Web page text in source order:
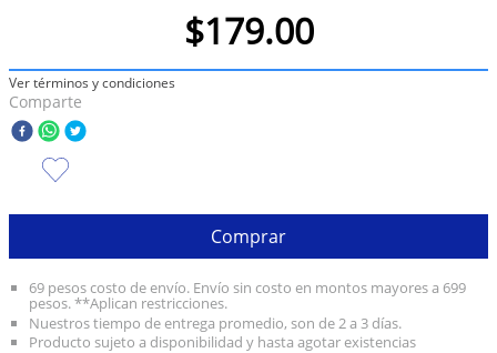
$179.00
Ver términos y condiciones
Comparte
Comprar
69 pesos costo de envío. Envío sin costo en montos mayores a 699
pesos. **Aplican restricciones.
Nuestros tiempo de entrega promedio, son de 2 a 3 días.
Producto sujeto a disponibilidad y hasta agotar existencias